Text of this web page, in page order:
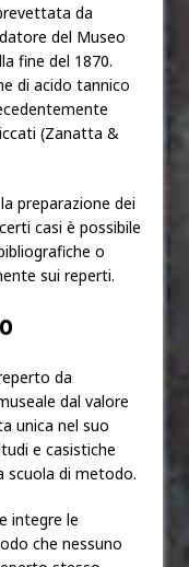
da
del Museo
fine del 1870.
di acido tannico
(Zanatta &
preparazione dei
casi è possibile
o
sui reperti.
da
dal valore
unica nel suo
e casistiche
scuola di metodo.
integre le
che nessuno